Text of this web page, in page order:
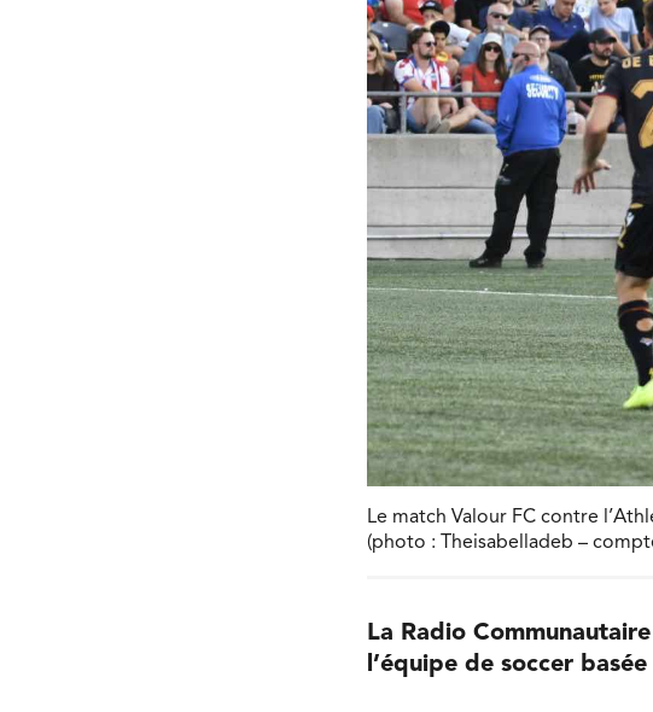
Le match Valour FC contre
(photo : Theisabelladeb –
La Radio
l’équipe de soccer